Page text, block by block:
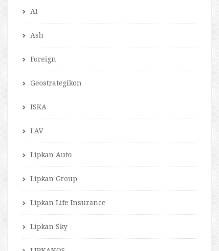
AI
Ash
Foreign
Geostrategikon
ISKA
LAV
Lipkan Auto
Lipkan Group
Lipkan Life Insurance
Lipkan Sky